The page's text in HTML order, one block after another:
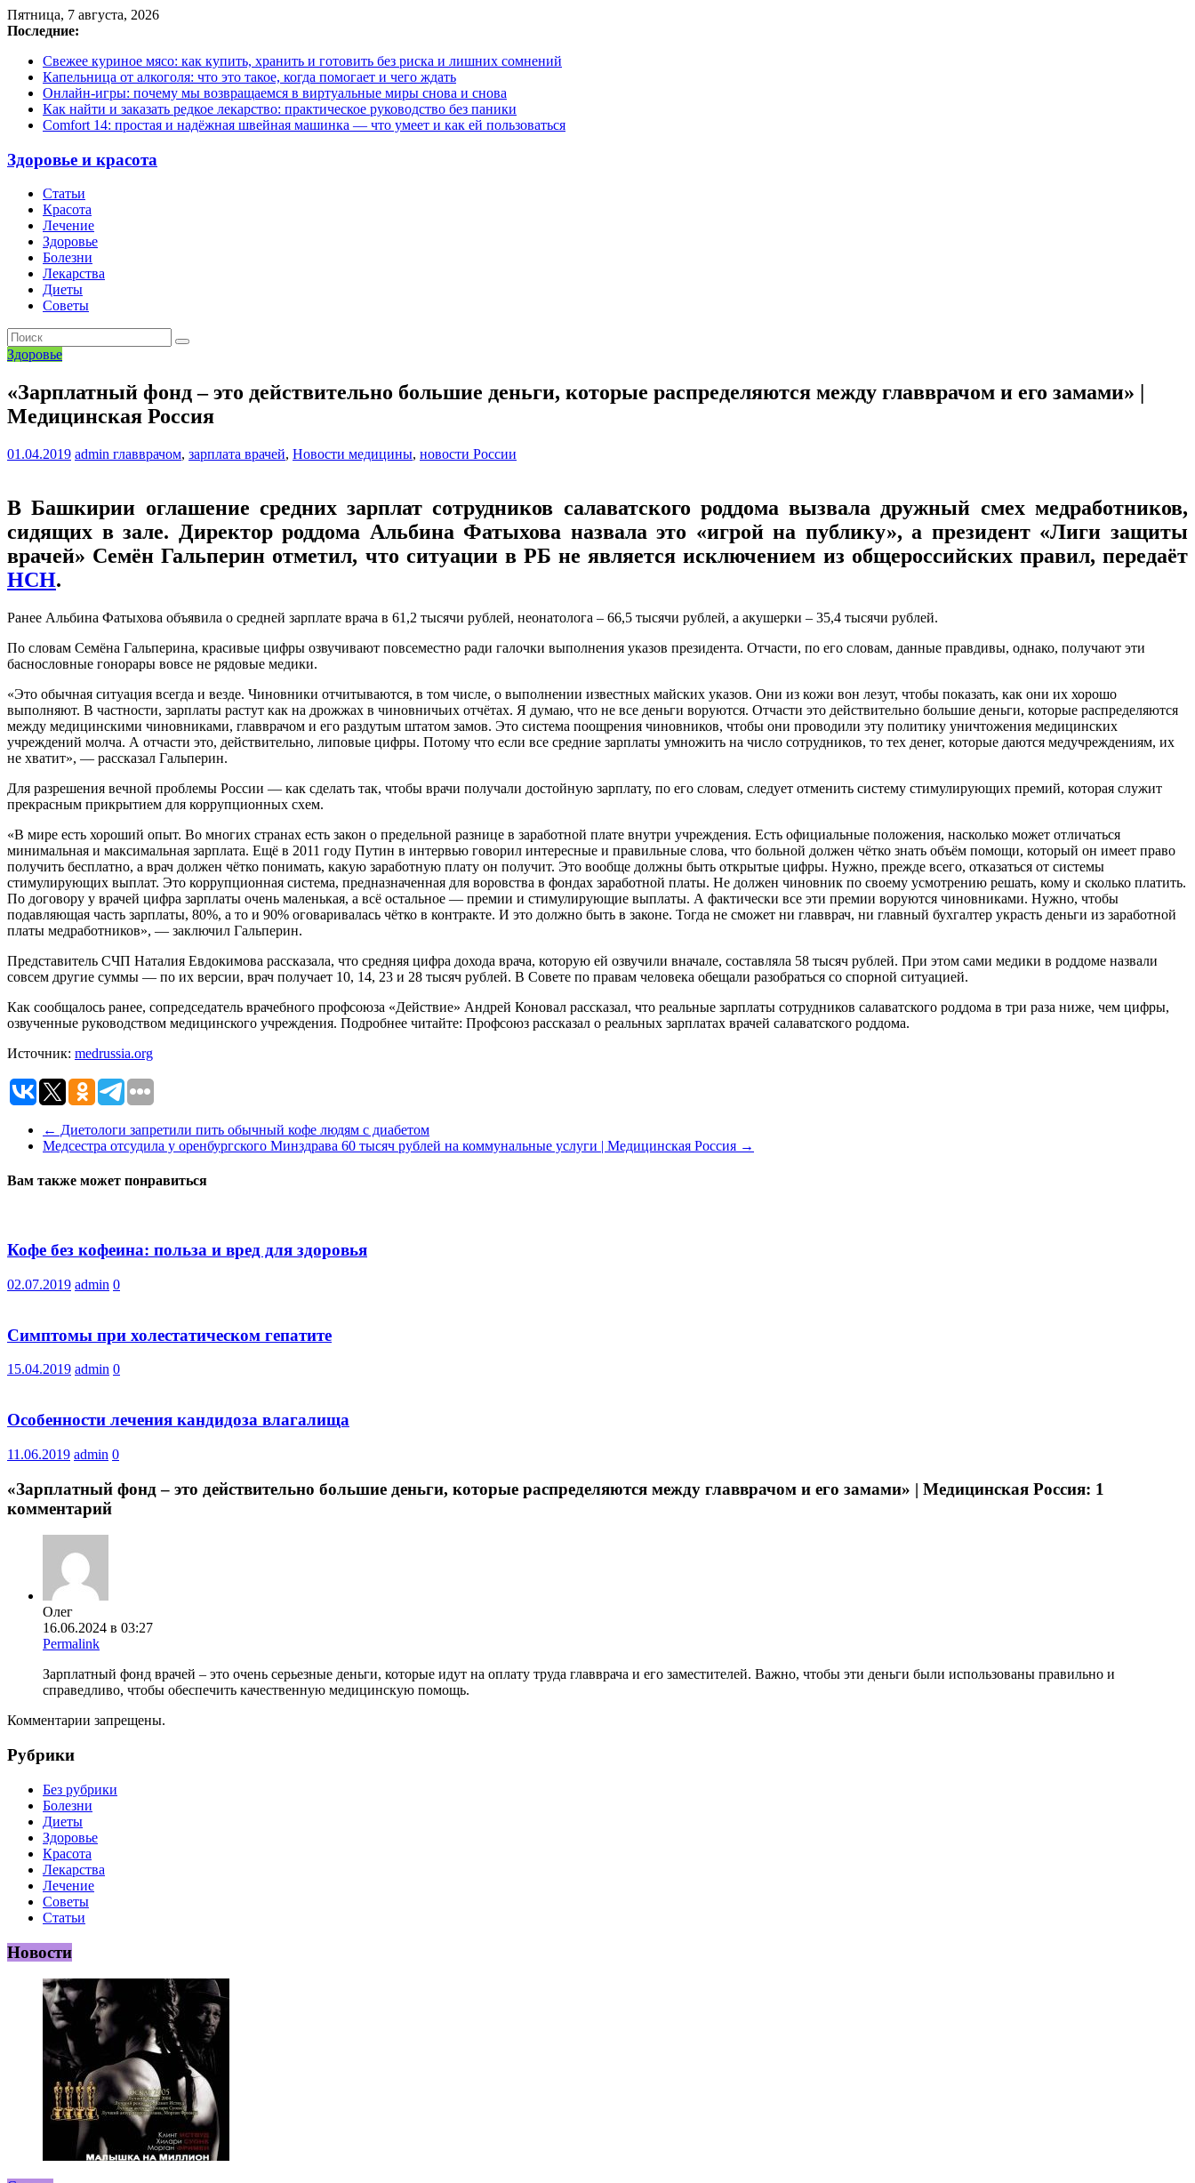
Пятница, 7 августа, 2026
Последние:
Свежее куриное мясо: как купить, хранить и готовить без риска и лишних сомнений
Капельница от алкоголя: что это такое, когда помогает и чего ждать
Онлайн-игры: почему мы возвращаемся в виртуальные миры снова и снова
Как найти и заказать редкое лекарство: практическое руководство без паники
Comfort 14: простая и надёжная швейная машинка — что умеет и как ей пользоваться
Здоровье и красота
Статьи
Красота
Лечение
Здоровье
Болезни
Лекарства
Диеты
Советы
Здоровье
«Зарплатный фонд – это действительно большие деньги, которые распределяются между главврачом и его замами» |
Медицинская Россия
01.04.2019 admin главврачом, зарплата врачей, Новости медицины, новости России
В Башкирии оглашение средних зарплат сотрудников салаватского роддома вызвала дружный смех медработников,
сидящих в зале. Директор роддома Альбина Фатыхова назвала это «игрой на публику», а президент «Лиги защиты
врачей» Семён Гальперин отметил, что ситуации в РБ не является исключением из общероссийских правил, передаёт
НСН.
Ранее Альбина Фатыхова объявила о средней зарплате врача в 61,2 тысячи рублей, неонатолога – 66,5 тысячи рублей, а акушерки – 35,4 тысячи рублей.
По словам Семёна Гальперина, красивые цифры озвучивают повсеместно ради галочки выполнения указов президента. Отчасти, по его словам, данные правдивы, однако, получают эти
баснословные гонорары вовсе не рядовые медики.
«Это обычная ситуация всегда и везде. Чиновники отчитываются, в том числе, о выполнении известных майских указов. Они из кожи вон лезут, чтобы показать, как они их хорошо
выполняют. В частности, зарплаты растут как на дрожжах в чиновничьих отчётах. Я думаю, что не все деньги воруются. Отчасти это действительно большие деньги, которые распределяются
между медицинскими чиновниками, главврачом и его раздутым штатом замов. Это система поощрения чиновников, чтобы они проводили эту политику уничтожения медицинских
учреждений молча. А отчасти это, действительно, липовые цифры. Потому что если все средние зарплаты умножить на число сотрудников, то тех денег, которые даются медучреждениям, их
не хватит», — рассказал Гальперин.
Для разрешения вечной проблемы России — как сделать так, чтобы врачи получали достойную зарплату, по его словам, следует отменить систему стимулирующих премий, которая служит
прекрасным прикрытием для коррупционных схем.
«В мире есть хороший опыт. Во многих странах есть закон о предельной разнице в заработной плате внутри учреждения. Есть официальные положения, насколько может отличаться
минимальная и максимальная зарплата. Ещё в 2011 году Путин в интервью говорил интересные и правильные слова, что больной должен чётко знать объём помощи, который он имеет право
получить бесплатно, а врач должен чётко понимать, какую заработную плату он получит. Это вообще должны быть открытые цифры. Нужно, прежде всего, отказаться от системы
стимулирующих выплат. Это коррупционная система, предназначенная для воровства в фондах заработной платы. Не должен чиновник по своему усмотрению решать, кому и сколько платить.
По договору у врачей цифра зарплаты очень маленькая, а всё остальное — премии и стимулирующие выплаты. А фактически все эти премии воруются чиновниками. Нужно, чтобы
подавляющая часть зарплаты, 80%, а то и 90% оговаривалась чётко в контракте. И это должно быть в законе. Тогда не сможет ни главврач, ни главный бухгалтер украсть деньги из заработной
платы медработников», — заключил Гальперин.
Представитель СЧП Наталия Евдокимова рассказала, что средняя цифра дохода врача, которую ей озвучили вначале, составляла 58 тысяч рублей. При этом сами медики в роддоме назвали
совсем другие суммы — по их версии, врач получает 10, 14, 23 и 28 тысяч рублей. В Совете по правам человека обещали разобраться со спорной ситуацией.
Как сообщалось ранее, сопредседатель врачебного профсоюза «Действие» Андрей Коновал рассказал, что реальные зарплаты сотрудников салаватского роддома в три раза ниже, чем цифры,
озвученные руководством медицинского учреждения. Подробнее читайте: Профсоюз рассказал о реальных зарплатах врачей салаватского роддома.
Источник: medrussia.org
← Диетологи запретили пить обычный кофе людям с диабетом
Медсестра отсудила у оренбургского Минздрава 60 тысяч рублей на коммунальные услуги | Медицинская Россия →
Вам также может понравиться
Кофе без кофеина: польза и вред для здоровья
02.07.2019 admin 0
Симптомы при холестатическом гепатите
15.04.2019 admin 0
Особенности лечения кандидоза влагалища
11.06.2019 admin 0
«Зарплатный фонд – это действительно большие деньги, которые распределяются между главврачом и его замами» | Медицинская Россия: 1
комментарий
Олег
16.06.2024 в 03:27
Permalink
Зарплатный фонд врачей – это очень серьезные деньги, которые идут на оплату труда главврача и его заместителей. Важно, чтобы эти деньги были использованы правильно и
справедливо, чтобы обеспечить качественную медицинскую помощь.
Комментарии запрещены.
Рубрики
Без рубрики
Болезни
Диеты
Здоровье
Красота
Лекарства
Лечение
Советы
Статьи
Новости